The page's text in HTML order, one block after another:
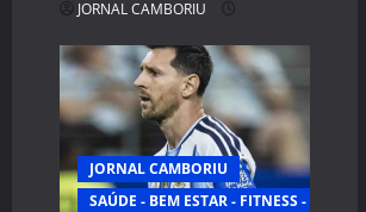
JORNAL CAMBORIU
JORNAL CAMBORIU
SAÚDE - BEM ESTAR - FITNESS - ESPORTE